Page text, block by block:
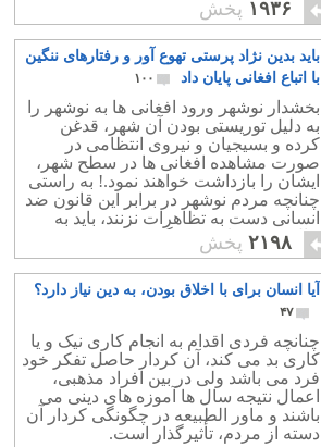
۱۹۳۶ پخش
باید بدین نژاد پرستی تهوع آور و رفتارهای ننگین
با اتباع افغانی پایان داد
۱۰۰
بخشدار نوشهر ورود افغانی ها به نوشهر را
به دلیل توریستی بودن آن شهر، قدغن
کرده و بسیجیان و نیروی انتظامی در
صورت مشاهده افغانی ها در سطح شهر،
ایشان را بازداشت خواهند نمود.! به راستی
چنانچه مردم نوشهر در برابر این قانون ضد
انسانی دست به تظاهرات نزنند، باید به
حال و روزشان خون گریست.
۲۱۹۸ پخش
آیا انسان برای با اخلاق بودن، به دین نیاز دارد؟
۴۷
چنانچه فردی اقدام به انجام کاری نیک و یا
کاری بد می کند، آن کردار حاصل تفکر خود
فرد می باشد ولی در بین افراد مذهبی،
اعمال نتیجه سال ها آموزه های دینی می
باشند و ماور الطبیعه در چگونگی کردار آن
دسته از مردم، تأثیرگذار است.